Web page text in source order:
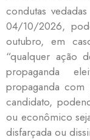
condutas
04/10/2026,
outubro, em
“qualquer ação
propaganda
propaganda
candidato,
ou econômico
disfarçada ou